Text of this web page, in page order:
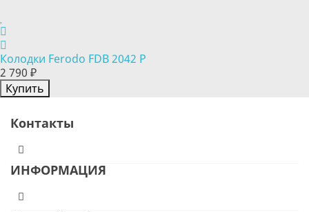
Колодки Ferodo FDB 2042 P
2 790 ₽
Купить
Контакты
ИНФОРМАЦИЯ